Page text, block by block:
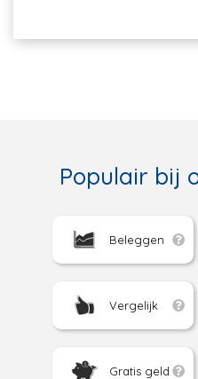
Populair bij
Beleggen
Vergelijk
Gratis geld